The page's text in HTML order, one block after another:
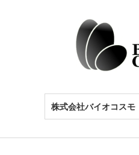
株式会社バイオコスモ